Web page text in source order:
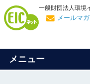
一般財団法人環境
メールマ
メニュー